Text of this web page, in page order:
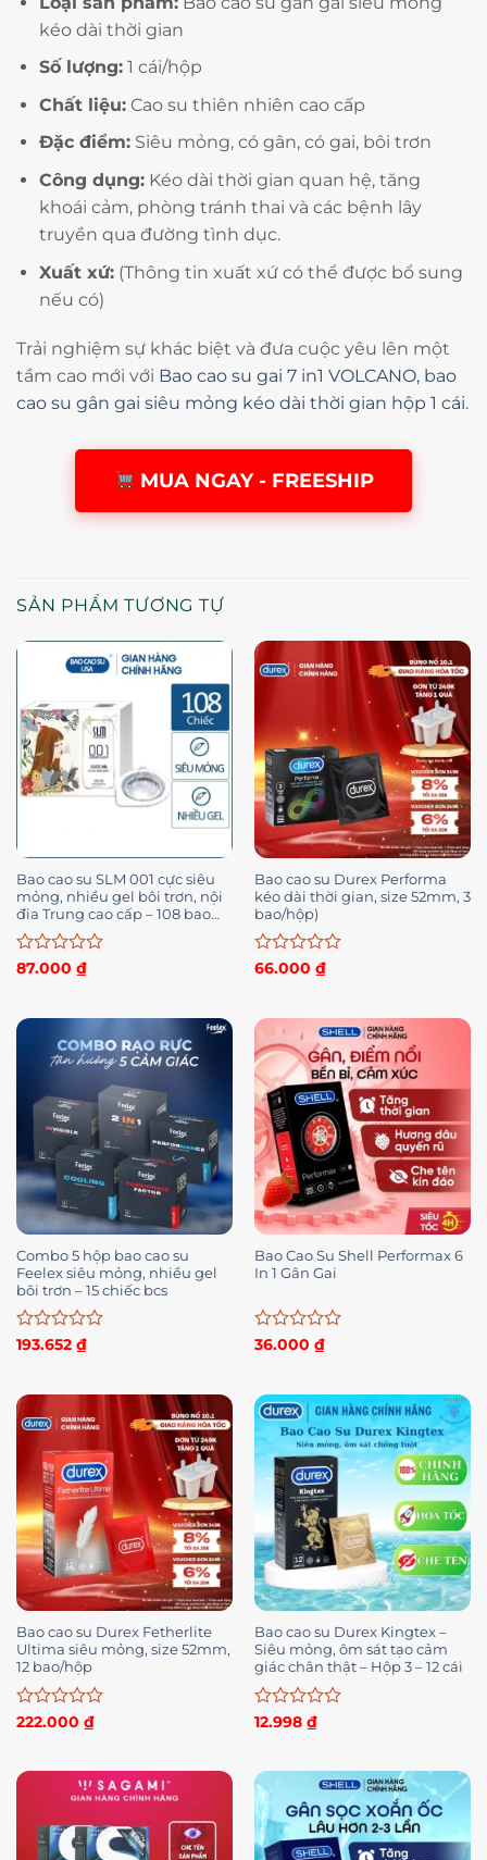
kéo dài thời gian
Số lượng:1 cái/hộp
Chất liệu:Cao su thiên nhiên cao cấp
Đặc điểm:Siêu mỏng, có gân, có gai, bôi trơn
Công dụng:Kéo dài thời gian quan hệ, tăng
khoái cảm, phòng tránh thai và các bệnh lây
truyền qua đường tình dục.
Xuất xứ:(Thông tin xuất xứ có thể được bổ sung
nếu có)
Trải nghiệm sự khác biệt và đưa cuộc yêu lên một
tầm cao mới với Bao cao su gai 7 in1 VOLCANO, bao
cao su gân gai siêu mỏng kéo dài thời gian hộp 1 cái.
MUA NGAY - FREESHIP
SẢN PHẨM TƯƠNG TỰ
Bao cao su SLM 001 cực siêu
mỏng, nhiều gel bôi trơn, nội
đia Trung cao cấp – 108 bao
(Có bán lẻ)
Được
0
87.000 ₫
Bao cao su Durex Performa
kéo dài thời gian, size 52mm, 3
bao/hộp)
Được
0
sao
66.000 ₫
Combo 5 hộp bao cao su
Feelex siêu mỏng, nhiều gel
bôi trơn – 15 chiếc bcs
Được
0
5
sao
193.652 ₫
Bao Cao Su Shell Performax 6
In 1 Gân Gai
Được
0
5
sao
36.000 ₫
Bao cao su Durex Fetherlite
Ultima siêu mỏng, size 52mm,
12 bao/hộp
Được
0
222.000 ₫
Bao cao su Durex Kingtex –
Siêu mỏng, ôm sát tạo cảm
giác chân thật – Hộp 3 – 12 cái
Được
0
5
sao
12.998 ₫